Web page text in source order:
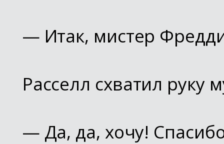
— Итак, мистер
Расселл схватил
— Да, да, хочу!